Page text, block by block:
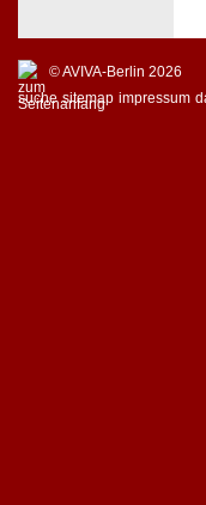
© AVIVA-Berlin 2026
suche sitemap impressum